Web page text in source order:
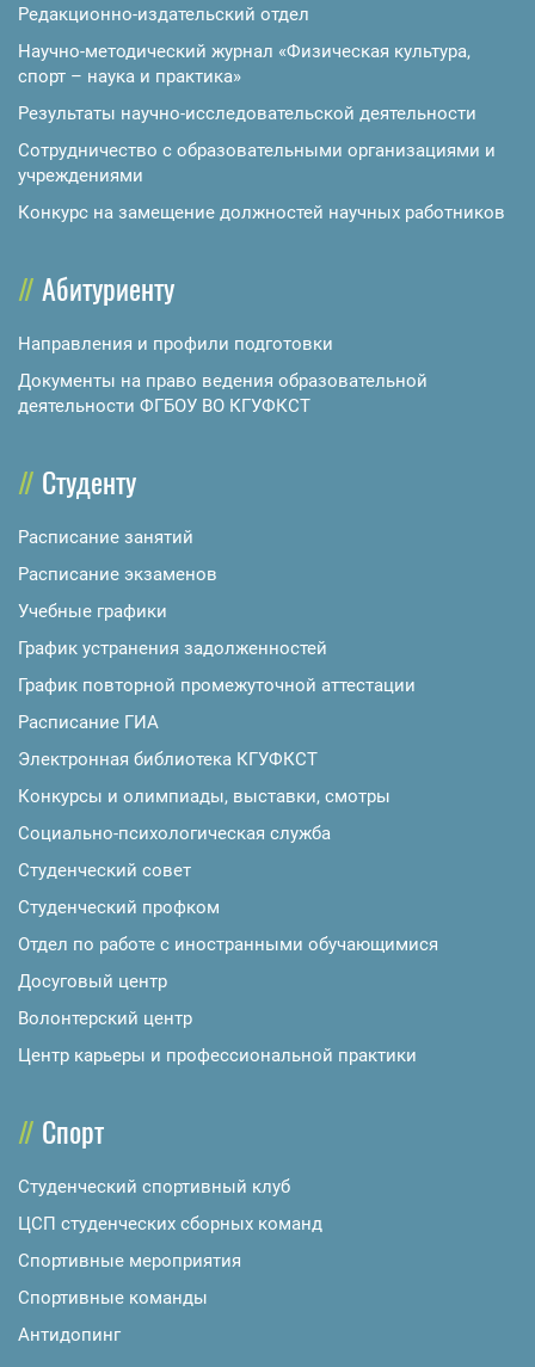
Редакционно-издательский отдел
Научно-методический журнал «Физическая культура,
спорт – наука и практика»
Результаты научно-исследовательской деятельности
Сотрудничество с образовательными организациями и
учреждениями
Конкурс на замещение должностей научных работников
Абитуриенту
Направления и профили подготовки
Документы на право ведения образовательной
деятельности ФГБОУ ВО КГУФКСТ
Студенту
Расписание занятий
Расписание экзаменов
Учебные графики
График устранения задолженностей
График повторной промежуточной аттестации
Расписание ГИА
Электронная библиотека КГУФКСТ
Конкурсы и олимпиады, выставки, смотры
Социально-психологическая служба
Студенческий совет
Студенческий профком
Отдел по работе с иностранными обучающимися
Досуговый центр
Волонтерский центр
Центр карьеры и профессиональной практики
Спорт
Студенческий спортивный клуб
ЦСП студенческих сборных команд
Спортивные мероприятия
Спортивные команды
Антидопинг